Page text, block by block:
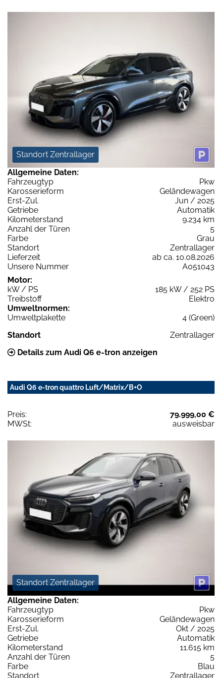
Standort Zentrallager
Allgemeine Daten:
Fahrzeugtyp
Pkw
Karosserieform
Geländewagen
Erst-Zul.
Jun / 2025
Getriebe
Automatik
Kilometerstand
9.234 km
Anzahl der Türen
5
Farbe
Grau
Standort
Zentrallager
Lieferzeit
ab ca. 10.08.2026
Unsere Nummer
A051043
Motor:
kW / PS
185 kW / 252 PS
Treibstoff
Elektro
Umweltnormen:
Umweltplakette
4 (Green)
Standort
Zentrallager
Details zum Audi Q6 e-tron anzeigen
Audi Q6 e-tron quattro Luft/Matrix/B+O
Preis:
79.999,00 €
MWSt:
ausweisbar
Standort Zentrallager
Allgemeine Daten:
Fahrzeugtyp
Pkw
Karosserieform
Geländewagen
Erst-Zul.
Okt / 2025
Getriebe
Automatik
Kilometerstand
11.615 km
Anzahl der Türen
5
Farbe
Blau
Standort
Zentrallager